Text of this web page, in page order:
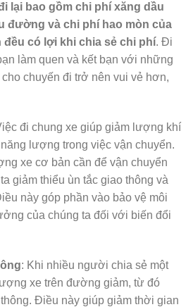
lại bao gồm chi phí xăng dầu
đường và chi phí hao mòn của
đều có lợi khi chia sẻ chi phí. Đi
làm quen và kết bạn với những
chuyến đi trở nên vui vẻ hơn,
đi chung xe giúp giảm lượng khí
lượng trong việc vận chuyển.
xe cơ bản cần để vận chuyển
giảm thiểu ùn tắc giao thông và
này góp phần vào bảo vệ môi
của chúng ta đối với biến đổi
: Khi nhiều người chia sẻ một
xe trên đường giảm, từ đó
Điều này giúp giảm thời gian